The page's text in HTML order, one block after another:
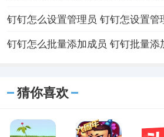
钉钉怎么设置管理员 钉钉怎设置管
钉钉怎么批量添加成员 钉钉批量添
猜你喜欢